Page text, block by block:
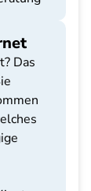
Das